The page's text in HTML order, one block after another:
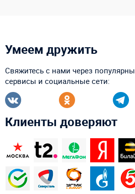
Умеем дружить
Свяжитесь с нами через
сервисы и социальные сети:
Клиенты доверяют